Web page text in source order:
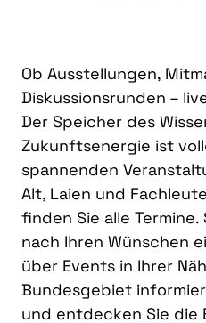
Ob Ausstellungen,
Diskussionsrunden –
Der Speicher des
Zukunftsenergie ist
spannenden
Alt, Laien und
finden Sie alle
nach Ihren Wünschen
über Events in Ihrer
Bundesgebiet
und entdecken Sie die